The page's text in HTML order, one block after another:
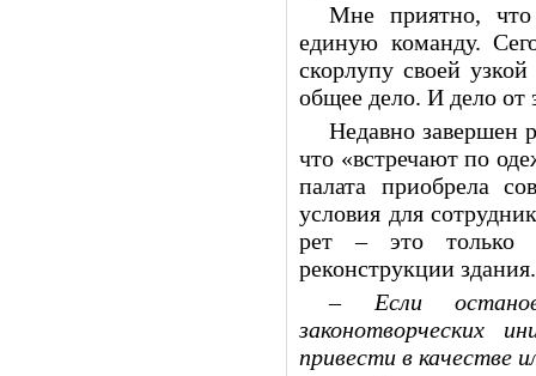
Мне приятно,
единую команду.
скорлупу своей
общее дело. И дело от
Недавно завершен
что «встречают по
палата приобрела
условия для
рет – это только
реконструкции здания.
– Если
законотворческих
привести в качестве